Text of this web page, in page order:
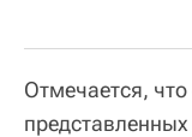
Отмечается,